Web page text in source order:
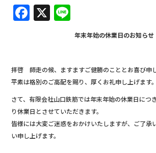
F
a
e
b
o
o
k
X
n
e
年末年始の休業日のお知らせ
拝啓 師走の候、ますますご健勝のこととお喜び申し
平素は格別のご高配を賜り、厚くお礼申し上げます。
さて、有限会社山口鉄筋では年末年始の休業日につ
り休業日とさせていただきます。
皆様には大変ご迷惑をおかけいたしますが、ご了承
い申し上げます。